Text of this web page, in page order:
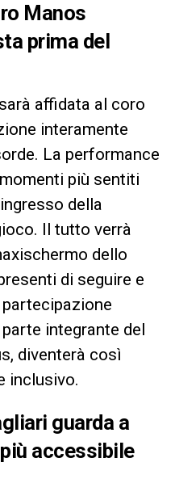
Manos
prima del
affidata al coro
interamente
La performance
più sentiti
della
Il tutto verrà
dello
di seguire e
integrante del
diventerà così
inclusivo.
guarda a
accessibile